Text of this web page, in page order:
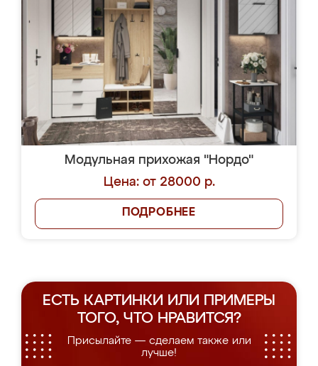
Модульная прихожая "Нордо"
Цена: от 28000 р.
ПОДРОБНЕЕ
ЕСТЬ КАРТИНКИ ИЛИ ПРИМЕРЫ
ТОГО, ЧТО НРАВИТСЯ?
Присылайте — сделаем также или
лучше!